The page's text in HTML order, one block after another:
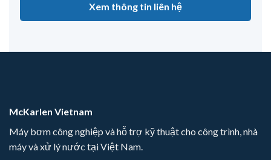
Xem thông tin liên hệ
McKarlen Vietnam
Máy bơm công nghiệp và hỗ trợ kỹ thuật cho công trình, nhà
máy và xử lý nước tại Việt Nam.